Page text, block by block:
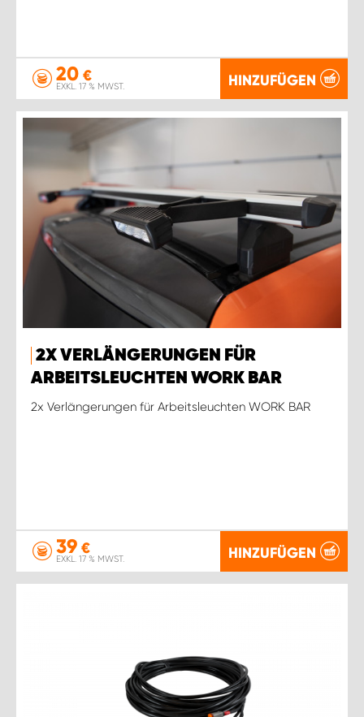
20 €
EXKL. 17 % MWST. HINZUFÜGEN
2X VERLÄNGERUNGEN FÜR
ARBEITSLEUCHTEN WORK BAR
2x Verlängerungen für Arbeitsleuchten WORK BAR
39 €
EXKL. 17 % MWST. HINZUFÜGEN